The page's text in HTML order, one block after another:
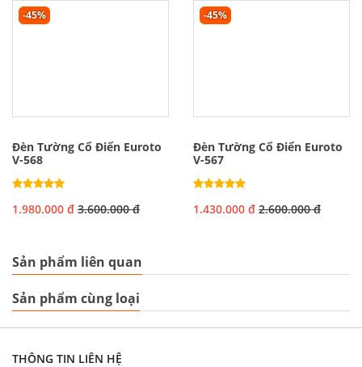
-45%
Đèn Tường Cổ Điển Euroto
V-568
1.980.000 đ 3.600.000 đ
-45%
Đèn Tường Cổ Điển Euroto
V-567
1.430.000 đ 2.600.000 đ
Sản phẩm liên quan
Sản phẩm cùng loại
THÔNG TIN LIÊN HỆ